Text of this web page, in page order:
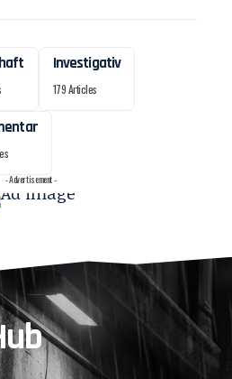
Investigativ
179 Articles
- Advertisement -